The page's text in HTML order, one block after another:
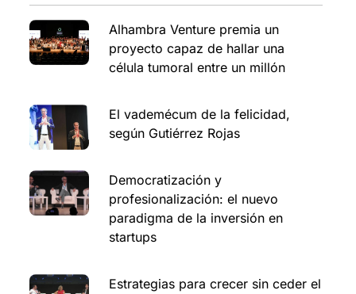
Alhambra Venture premia un
proyecto capaz de hallar una
célula tumoral entre un millón
El vademécum de la felicidad,
según Gutiérrez Rojas
Democratización y
profesionalización: el nuevo
paradigma de la inversión en
startups
Estrategias para crecer sin ceder el